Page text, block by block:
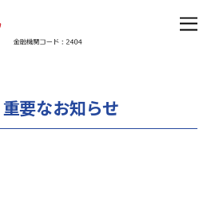
重要なお知らせ